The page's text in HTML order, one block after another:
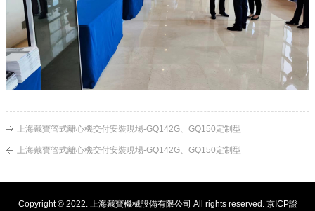
上海戴寶管式離心機交付安裝現場-GQ142G、GQ150定制型
上海戴寶管式離心機交付安裝現場-GQ142G、GQ150定制型
Copyright © 2022. 上海戴寶機械設備有限公司 All rights reserved. 京ICP證